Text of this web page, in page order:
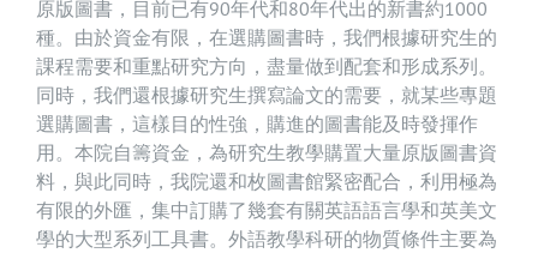
原版圖書，目前已有90年代和80年代出的新書約1000
種。由於資金有限，在選購圖書時，我們根據研究生的
課程需要和重點研究方向，盡量做到配套和形成系列。
同時，我們還根據研究生撰寫論文的需要，就某些專題
選購圖書，這樣目的性強，購進的圖書能及時發揮作
用。本院自籌資金，為研究生教學購置大量原版圖書資
料，與此同時，我院還和枚圖書館緊密配合，利用極為
有限的外匯，集中訂購了幾套有關英語語言學和英美文
學的大型系列工具書。外語教學科研的物質條件主要為